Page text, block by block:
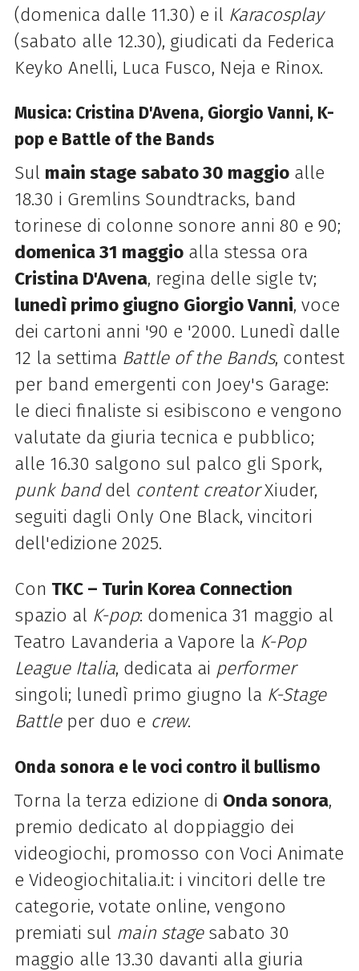
(domenica dalle 11.30) e il Karacosplay
(sabato alle 12.30), giudicati da Federica
Keyko Anelli, Luca Fusco, Neja e Rinox.
Musica: Cristina D'Avena, Giorgio Vanni, K-
pop e Battle of the Bands
Sul main stage sabato 30 maggioalle
18.30 i Gremlins Soundtracks, band
torinese di colonne sonore anni 80 e 90;
domenica 31 maggioalla stessa ora
Cristina D'Avena, regina delle sigle tv;
lunedì primo giugno Giorgio Vanni, voce
dei cartoni anni '90 e '2000. Lunedì dalle
12 la settima Battle of the Bands, contest
per band emergenti con Joey's Garage:
le dieci finaliste si esibiscono e vengono
valutate da giuria tecnica e pubblico;
alle 16.30 salgono sul palco gli Spork,
punk banddel content creatorXiuder,
seguiti dagli Only One Black, vincitori
dell'edizione 2025.
Con TKC – Turin Korea Connection
spazio al K-pop: domenica 31 maggio al
Teatro Lavanderia a Vapore la K-Pop
League Italia, dedicata ai performer
singoli; lunedì primo giugno la K-Stage
Battleper duo e crew.
Onda sonora e le voci contro il bullismo
Torna la terza edizione di Onda sonora,
premio dedicato al doppiaggio dei
videogiochi, promosso con Voci Animate
e Videogiochitalia.it: i vincitori delle tre
categorie, votate online, vengono
premiati sul main stagesabato 30
maggio alle 13.30 davanti alla giuria